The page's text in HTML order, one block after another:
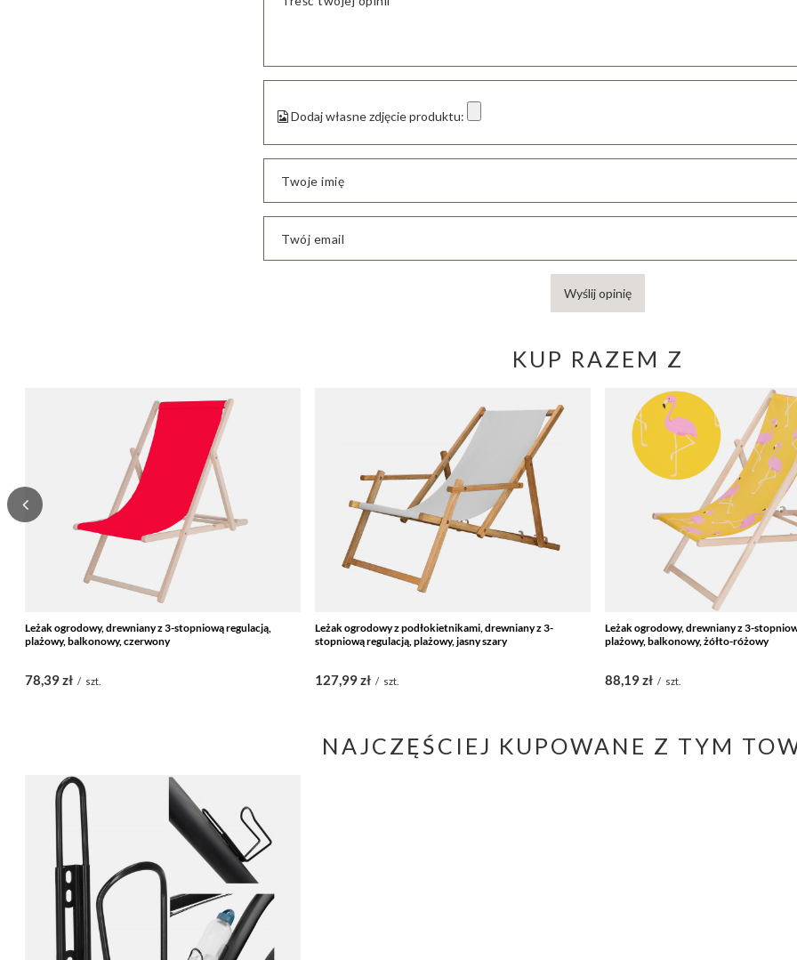
Dodaj własne zdjęcie produktu:
Twoje imię
Twój email
Wyślij opinię
KUP RAZEM Z
Leżak ogrodowy, drewniany z 3-stopniową regulacją,
plażowy, balkonowy, czerwony
78,39 zł / szt.
Leżak ogrodowy z podłokietnikami, drewniany z 3-
stopniową regulacją, plażowy, jasny szary
127,99 zł / szt.
Leżak ogrodowy, drewniany z 3-
plażowy, balkonowy, żółto-różowy
88,19 zł / szt.
NAJCZĘŚCIEJ KUPOWANE Z TYM